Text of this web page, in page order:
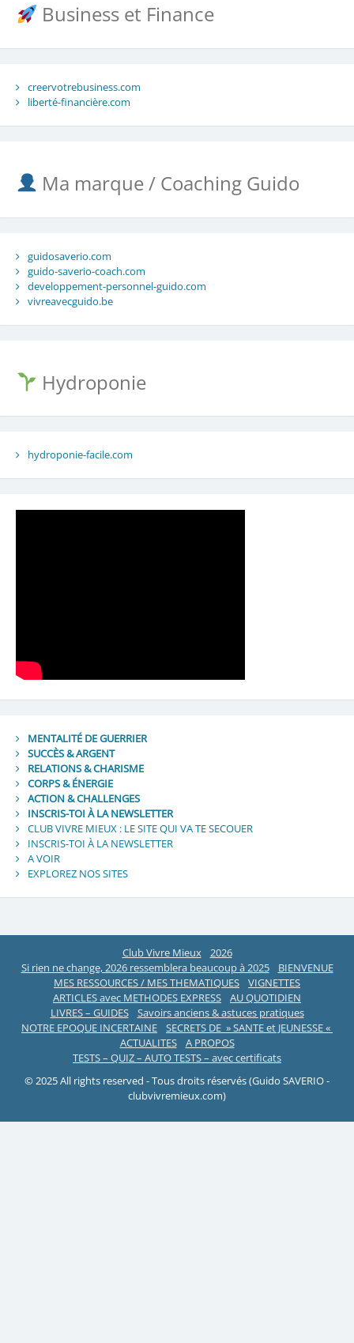
Business et Finance
creervotrebusiness.com
liberté-financière.com
Ma marque / Coaching Guido
guidosaverio.com
guido-saverio-coach.com
developpement-personnel-guido.com
vivreavecguido.be
Hydroponie
hydroponie-facile.com
MENTALITÉ DE GUERRIER
SUCCÈS & ARGENT
RELATIONS & CHARISME
CORPS & ÉNERGIE
ACTION & CHALLENGES
INSCRIS-TOI À LA NEWSLETTER
CLUB VIVRE MIEUX : LE SITE QUI VA TE SECOUER
INSCRIS-TOI À LA NEWSLETTER
A VOIR
EXPLOREZ NOS SITES
Club Vivre Mieux
2026
Si rien ne change, 2026 ressemblera beaucoup à 2025
BIENVENUE
MES RESSOURCES / MES THEMATIQUES
VIGNETTES
ARTICLES avec METHODES EXPRESS
AU QUOTIDIEN
LIVRES – GUIDES
Savoirs anciens & astuces pratiques
NOTRE EPOQUE INCERTAINE
SECRETS DE » SANTE et JEUNESSE «
ACTUALITES
A PROPOS
TESTS – QUIZ – AUTO TESTS – avec certificats
© 2025 All rights reserved - Tous droits réservés (Guido SAVERIO -
clubvivremieux.com)